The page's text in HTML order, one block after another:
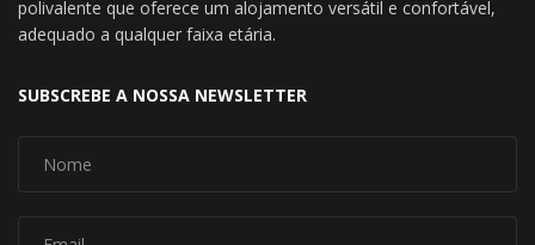
polivalente que oferece um alojamento versátil e confortável,
adequado a qualquer faixa etária.
SUBSCREBE A NOSSA NEWSLETTER